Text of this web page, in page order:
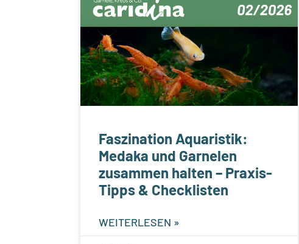
Faszination Aquaristik:
Medaka und Garnelen
zusammen halten – Praxis-
Tipps & Checklisten
WEITERLESEN »